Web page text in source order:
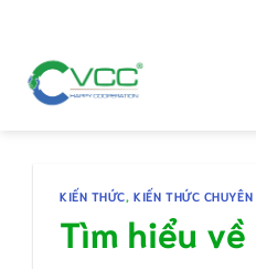
dung
KIẾN THỨC,KIẾN THỨC CHUYÊN
Tìm hiểu